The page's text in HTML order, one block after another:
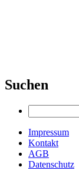
Suchen
Impressum
Kontakt
AGB
Datenschutz